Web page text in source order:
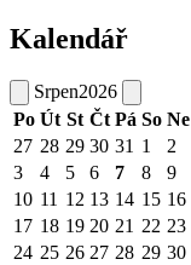
Kalendář
Srpen2026
Po Út St Čt Pá So Ne
27 28 29 30 31 1
2
3
4 5 6 7 8
9
10 11 12 13 14 15 16
17 18 19 20 21 22 23
24 25 26 27 28 29 30